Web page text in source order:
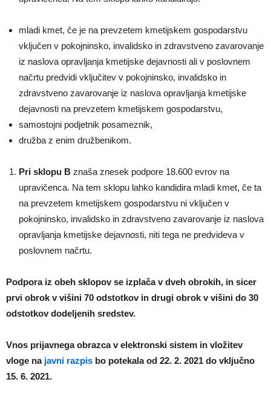
mladi kmet, če je na prevzetem kmetijskem gospodarstvu
vključen v pokojninsko, invalidsko in zdravstveno zavarovanje
iz naslova opravljanja kmetijske dejavnosti ali v poslovnem
načrtu predvidi vključitev v pokojninsko, invalidsko in
zdravstveno zavarovanje iz naslova opravljanja kmetijske
dejavnosti na prevzetem kmetijskem gospodarstvu,
samostojni podjetnik posameznik,
družba z enim družbenikom.
Pri sklopu B znaša znesek podpore 18.600 evrov na
upravičenca. Na tem sklopu lahko kandidira mladi kmet, če ta
na prevzetem kmetijskem gospodarstvu ni vključen v
pokojninsko, invalidsko in zdravstveno zavarovanje iz naslova
opravljanja kmetijske dejavnosti, niti tega ne predvideva v
poslovnem načrtu.
Podpora iz obeh sklopov se izplača v dveh obrokih, in sicer
prvi obrok v višini 70 odstotkov in drugi obrok v višini do 30
odstotkov dodeljenih sredstev.
Vnos prijavnega obrazca v elektronski sistem in vložitev
vloge na javni razpis bo potekala od 22. 2. 2021 do vključno
15. 6. 2021.